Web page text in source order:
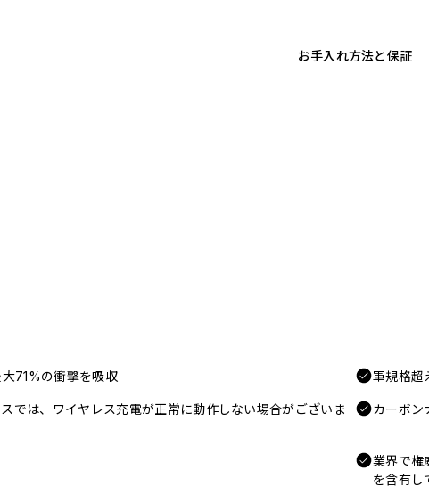
お手入れ方法と保証
71%の衝撃を吸収 軍規格超
では、ワイヤレス充電が正常に動作しない場合がございま
カーボン
業界で権
を含有し